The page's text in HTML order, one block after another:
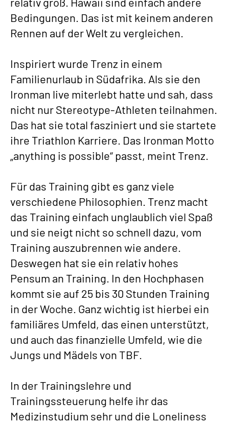
Bedingungen. Das ist mit keinem anderen
Rennen auf der Welt zu vergleichen.
Inspiriert wurde Trenz in einem
Familienurlaub in Südafrika. Als sie den
Ironman live miterlebt hatte und sah, dass
nicht nur Stereotype-Athleten teilnahmen.
Das hat sie total fasziniert und sie startete
ihre Triathlon Karriere. Das Ironman Motto
„anything is possible“ passt, meint Trenz.
Für das Training gibt es ganz viele
verschiedene Philosophien. Trenz macht
das Training einfach unglaublich viel Spaß
und sie neigt nicht so schnell dazu, vom
Training auszubrennen wie andere.
Deswegen hat sie ein relativ hohes
Pensum an Training. In den Hochphasen
kommt sie auf 25 bis 30 Stunden Training
in der Woche. Ganz wichtig ist hierbei ein
familiäres Umfeld, das einen unterstützt,
und auch das finanzielle Umfeld, wie die
Jungs und Mädels von TBF.
In der Trainingslehre und
Trainingssteuerung helfe ihr das
Medizinstudium sehr und die Loneliness